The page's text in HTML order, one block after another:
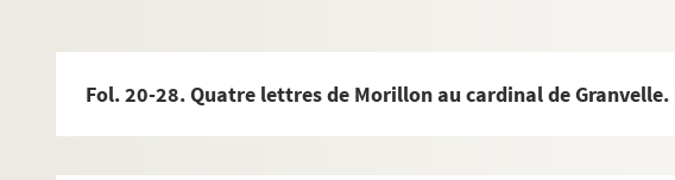
Fol. 20-28. Quatre lettres de Morillon au cardinal de
Ms Granvelle 82. « Lettres de Joachim Hopperus, apostillées de la main de